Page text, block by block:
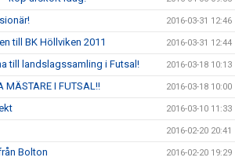
2016-03-31 12:46
till BK Höllviken 2011 2016-03-31 12:44
till landslagssamling i Futsal! 2016-03-18 10:13
MÄSTARE I FUTSAL!! 2016-03-18 10:00
2016-03-10 11:33
2016-02-20 20:41
Bolton 2016-02-20 19:29